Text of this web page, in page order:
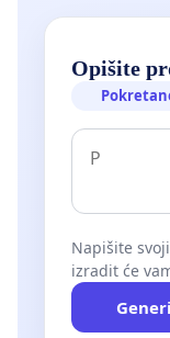
Opišite
Napišite
izradit će